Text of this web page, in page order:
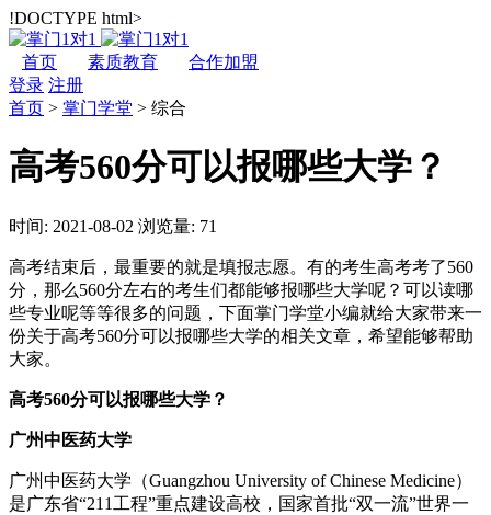
!DOCTYPE html>
首页 素质教育
合作加盟
登录 注册
首页 > 掌门学堂 > 综合
高考560分可以报哪些大学？
时间: 2021-08-02 浏览量: 71
高考结束后，最重要的就是填报志愿。有的考生高考考了560
分，那么560分左右的考生们都能够报哪些大学呢？可以读哪
些专业呢等等很多的问题，下面掌门学堂小编就给大家带来一
份关于高考560分可以报哪些大学的相关文章，希望能够帮助
大家。
高考560分可以报哪些大学？
广州中医药大学
广州中医药大学（Guangzhou University of Chinese Medicine）
是广东省“211工程”重点建设高校，国家首批“双一流”世界一